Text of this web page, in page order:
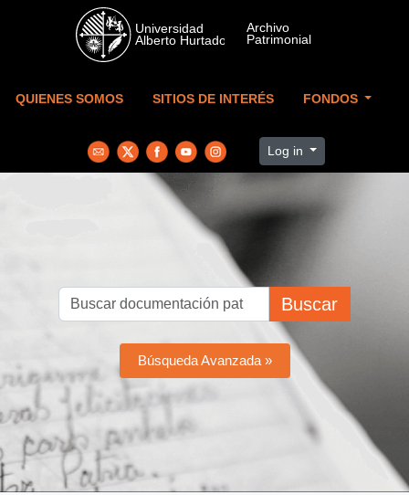
Skip to main content
QUIENES SOMOS SITIOS DE INTERÉS FONDOS
Log in
Buscar
Búsqueda Avanzada »